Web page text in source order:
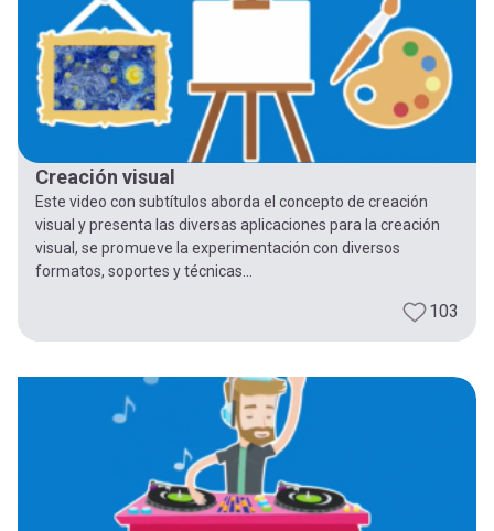
Creación visual
Este video con subtítulos aborda el concepto de creación
visual y presenta las diversas aplicaciones para la creación
visual, se promueve la experimentación con diversos
formatos, soportes y técnicas...
103